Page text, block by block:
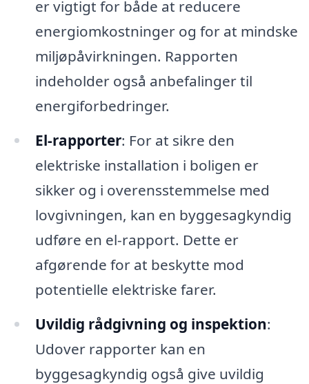
er vigtigt for både at reducere
energiomkostninger og for at mindske
miljøpåvirkningen. Rapporten
indeholder også anbefalinger til
energiforbedringer.
El-rapporter: For at sikre den
elektriske installation i boligen er
sikker og i overensstemmelse med
lovgivningen, kan en byggesagkyndig
udføre en el-rapport. Dette er
afgørende for at beskytte mod
potentielle elektriske farer.
Uvildig rådgivning og inspektion:
Udover rapporter kan en
byggesagkyndig også give uvildig